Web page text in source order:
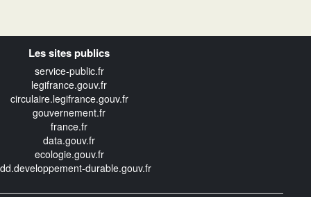
Les sites publics
service-public.fr
legifrance.gouv.fr
circulaire.legifrance.gouv.fr
gouvernement.fr
france.fr
data.gouv.fr
ecologie.gouv.fr
durable.gouv.fr